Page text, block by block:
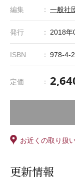
編集 一般社
発行 2018年
ISBN 978-4-
定価
お近くの取り扱
更新情報